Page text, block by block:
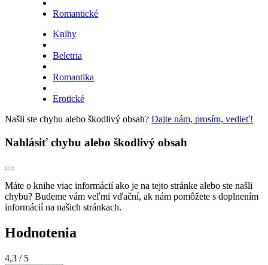
Romantické
Knihy
Beletria
Romantika
Erotické
Našli ste chybu alebo škodlivý obsah? Dajte nám, prosím, vedieť!
Nahlásiť chybu alebo škodlivý obsah
Máte o knihe viac informácií ako je na tejto stránke alebo ste našli
chybu? Budeme vám veľmi vďační, ak nám pomôžete s doplnením
informácií na našich stránkach.
Hodnotenia
4,3 / 5